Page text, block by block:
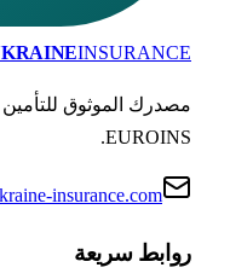
UKRAINE
الموثوق للتأمين
insurance.com
سريعة